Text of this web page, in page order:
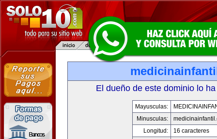
El dueño de este dominio lo
Mayusculas:
Minusculas:
Longitud:
16 caracteres